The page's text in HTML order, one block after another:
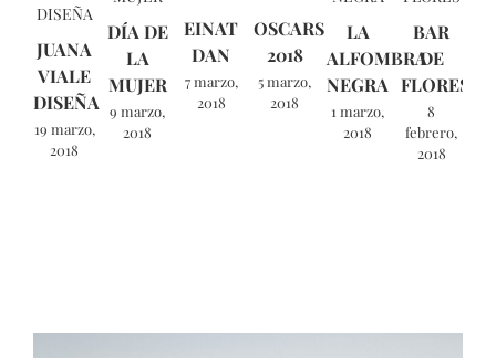
JUANA
VIALE
DISEÑA
19 marzo,
2018
DÍA DE
LA
MUJER
9 marzo,
2018
EINAT
DAN
7 marzo,
2018
OSCARS
2018
5 marzo,
2018
LA
ALFOMBRA
NEGRA
1 marzo,
2018
BAR
DE
FLORES
8
febrero,
2018